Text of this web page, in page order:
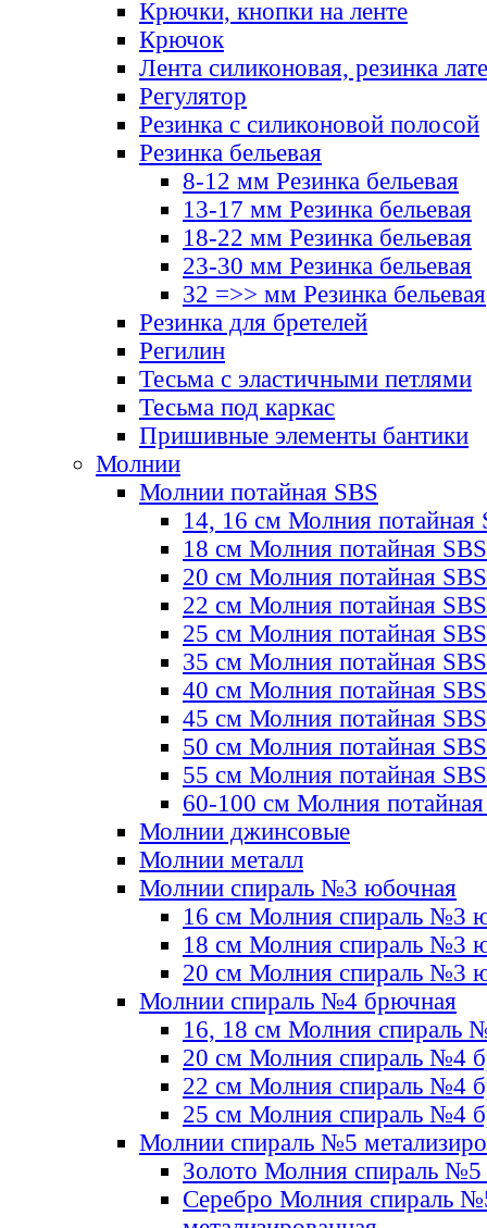
Крючки, кнопки на ленте
Крючок
Лента силиконовая, резинка
Регулятор
Резинка с силиконовой полосой
Резинка бельевая
8-12 мм Резинка бельевая
13-17 мм Резинка бельевая
18-22 мм Резинка бельевая
23-30 мм Резинка бельевая
32 =>> мм Резинка бельевая
Резинка для бретелей
Регилин
Тесьма с эластичными петлями
Тесьма под каркас
Пришивные элементы бантики
Молнии
Молнии потайная SBS
14, 16 см Молния потайная
18 см Молния потайная SBS
20 см Молния потайная SBS
22 см Молния потайная SBS
25 см Молния потайная SBS
35 см Молния потайная SBS
40 см Молния потайная SBS
45 см Молния потайная SBS
50 см Молния потайная SBS
55 см Молния потайная SBS
60-100 см Молния
Молнии джинсовые
Молнии металл
Молнии спираль №3 юбочная
16 см Молния спираль №3
18 см Молния спираль №3
20 см Молния спираль №3
Молнии спираль №4 брючная
16, 18 см Молния спираль
20 см Молния спираль №4
22 см Молния спираль №4
25 см Молния спираль №4
Молнии спираль №5
Золото Молния спираль №5
Серебро Молния спираль